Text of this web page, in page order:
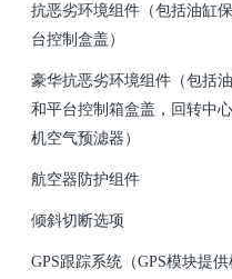
抗恶劣环境组件（包括油缸
台控制盒盖）
豪华抗恶劣环境组件（包括
和平台控制箱盒盖，回转中
机空气预滤器）
航空器防护组件
倾斜切断选项
GPS跟踪系统（GPS模块提